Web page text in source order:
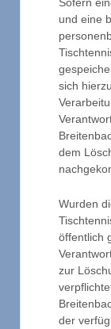
und eine
sich
dem
Wurden
öffentlich
zur
der